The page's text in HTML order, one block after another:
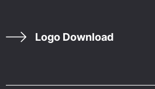
Logo Download